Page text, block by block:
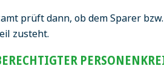
prüft dann, ob dem Sparer
zusteht.